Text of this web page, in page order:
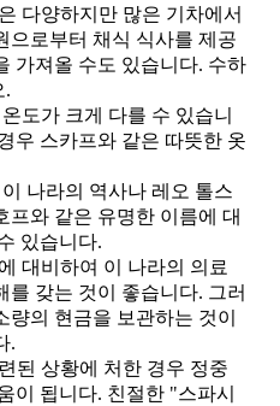
다양하지만 많은 기차에서
으로부터 채식 식사를 제공
가져올 수도 있습니다. 수하
.
도가 크게 다를 수 있습니
우 스카프와 같은 따뜻한 옷
나라의 역사나 레오 톨스
프와 같은 유명한 이름에 대
있습니다.
대비하여 이 나라의 의료
를 갖는 것이 좋습니다. 그러
량의 현금을 보관하는 것이
.
된 상황에 처한 경우 정중
이 됩니다. 친절한 "스파시